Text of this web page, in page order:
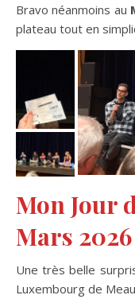
Bravo néanmoins au
plateau tout en
Mon Jour
Mars 2026
Une très belle
Luxembourg de